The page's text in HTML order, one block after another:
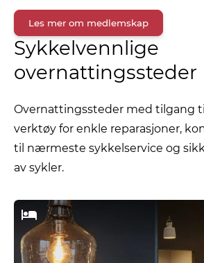
Les mer om medlemskap
Sykkelvennlige
overnattingssteder
Overnattingssteder med tilgang
verktøy for enkle reparasjoner,
til nærmeste sykkelservice og
av sykler.